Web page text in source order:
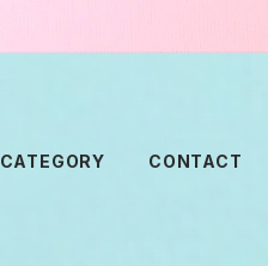
CATEGORY CONTACT